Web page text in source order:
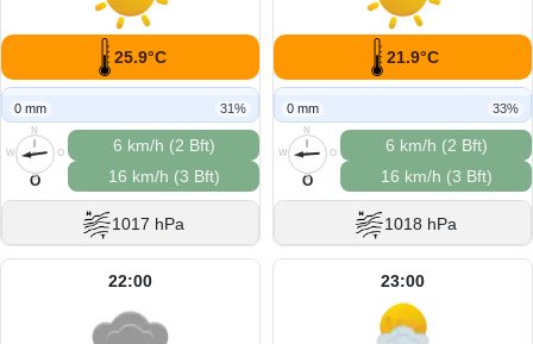
25.9°C
0 mm 31%
N
O
S
W
O
6 km/h (2 Bft)
16 km/h (3 Bft)
1017 hPa
21.9°C
0 mm 33%
N
O
S
W
O
6 km/h (2 Bft)
16 km/h (3 Bft)
1018 hPa
22:00 23:00